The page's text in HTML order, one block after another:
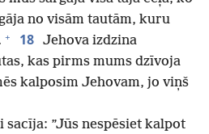
no visām tautām, kuru
+ 18 Jehova izdzina
kas pirms mums dzīvoja
kalposim Jehovam, jo viņš
sacīja: ”Jūs nespēsiet kalpot